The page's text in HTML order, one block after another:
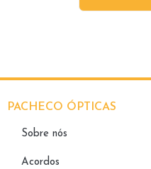
PACHECO ÓPTICAS
Sobre nós
Acordos